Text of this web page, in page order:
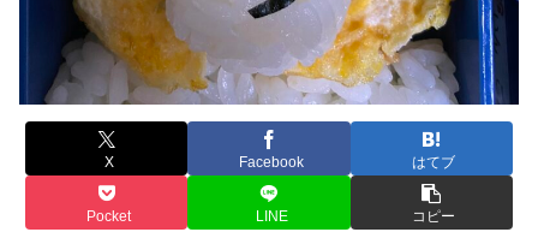
X Facebook はてブ
Pocket LINE コピー